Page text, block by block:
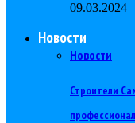
09.03.2024
Новости
Новости
Строители